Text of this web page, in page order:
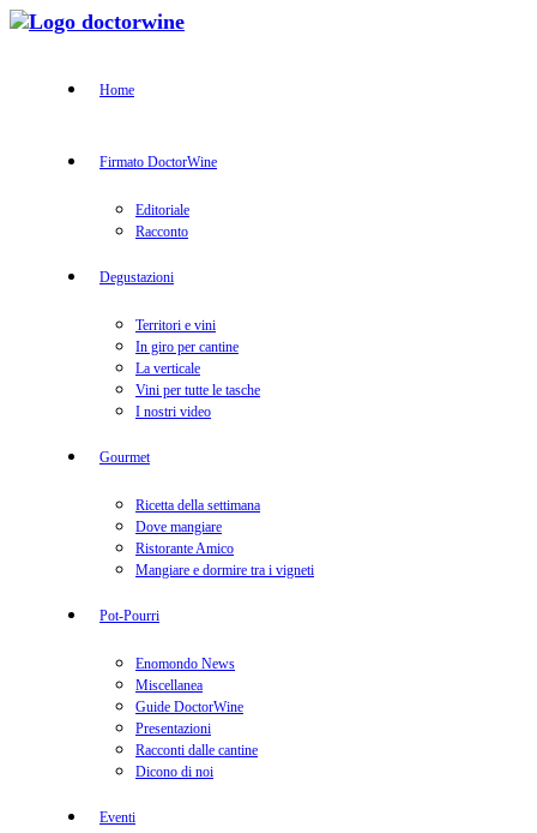
Home
Firmato DoctorWine
Editoriale
Racconto
Degustazioni
Territori e vini
In giro per cantine
La verticale
Vini per tutte le tasche
I nostri video
Gourmet
Ricetta della settimana
Dove mangiare
Ristorante Amico
Mangiare e dormire tra i vigneti
Pot-Pourri
Enomondo News
Miscellanea
Guide DoctorWine
Presentazioni
Racconti dalle cantine
Dicono di noi
Eventi